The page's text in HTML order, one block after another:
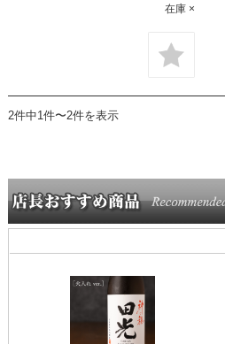
在庫 ×
2件中1件〜2件を表示